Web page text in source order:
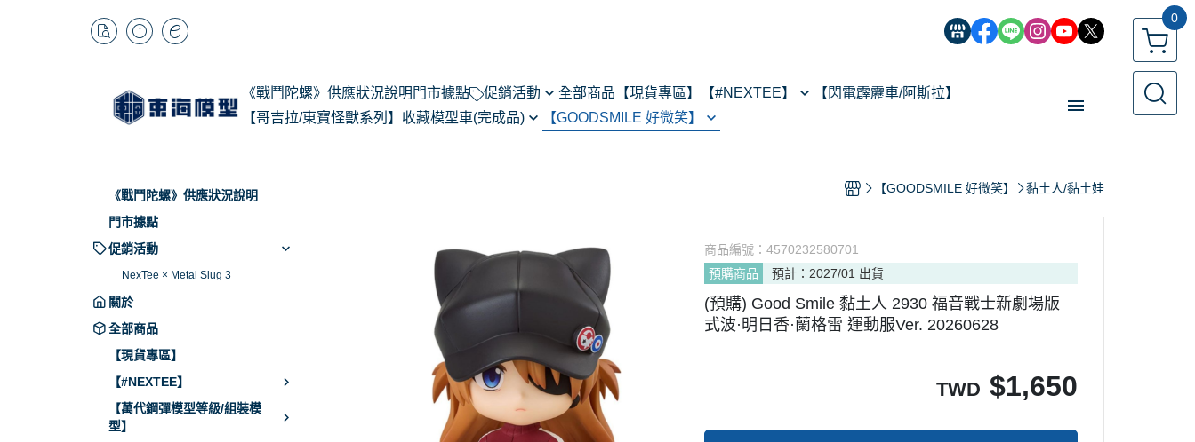
0
《戰鬥陀螺》供應狀況說明 門市據點 促銷活動
NexTee × Metal Slug 3
全部商品 【現貨專區】 【#NEXTEE】
閃電霹靂車
あるある
翻轉模玩
Legendary系列
PIXEL ADVENTURE
NEXT系列
【閃電霹靂車/阿斯拉】
【哥吉拉/東寶怪獸系列】 收藏模型車(完成品)
BBR
【GOODSMILE 好微笑】
POP UP PARADE
黏土人/黏土娃
Max Factory
CHITOCERIUM
HELLO! GOOD SMILE
THE合體
【經典機器人】
【預購專區】
反詐騙指南
《戰鬥陀螺》供應狀況說明
門市據點
促銷活動
NexTee × Metal Slug 3
關於
全部商品
【現貨專區】
【#NEXTEE】
【萬代鋼彈模型等級/組裝模
型】
【GOODSMILE 好微笑】 黏土人/黏土娃
商品編號：4570232580701
預購商品
預計：2027/01 出貨
(預購) Good Smile 黏土人 2930 福音戰士新劇場版
式波·明日香·蘭格雷 運動服Ver. 20260628
TWD $1,650